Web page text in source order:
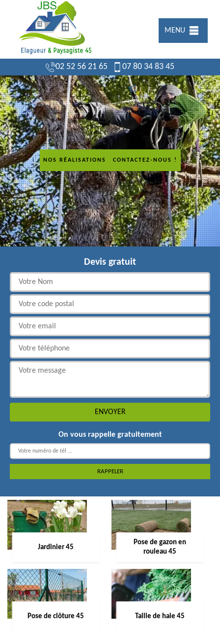
MENU
02 52 56 21 65 07 80 34 83 45
NOS RÉALISATIONS CONTACTEZ-NOUS !
Devis gratuit
On vous rappelle gratuitement
Jardinier 45
Pose de gazon en
rouleau 45
Pose de clôture 45 Taille de haie 45